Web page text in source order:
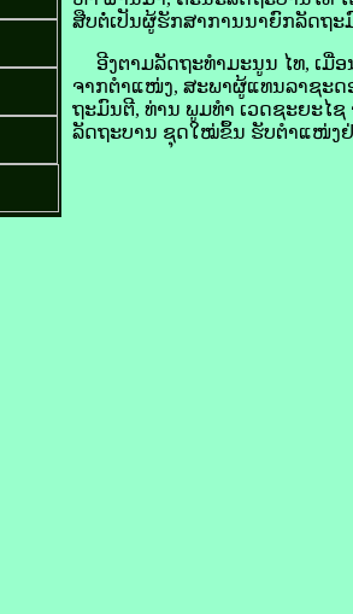
ສືບຕໍ່ເປັນຜູ້ຮັກສາການນາຍົກລັດຖະ
ອີງຕາມລັດຖະທຳມະນູນ ໄທ, ເມື່
ຈາກຕຳແໜ່ງ, ສະພາຜູ້ແທນລາຊະ
ຖະມົນຕີ, ທ່ານ ພູມທຳ ເວດຊະຍະໄ
ລັດຖະບານ ຊຸດໃໝ່ຂຶ້ນ ຮັບຕຳແໜ່ງຢ່